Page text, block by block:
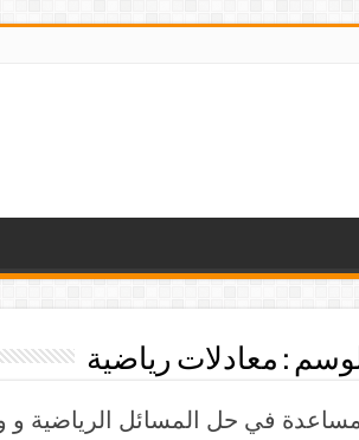
: معادلات رياضية
في حل المسائل الرياضية و